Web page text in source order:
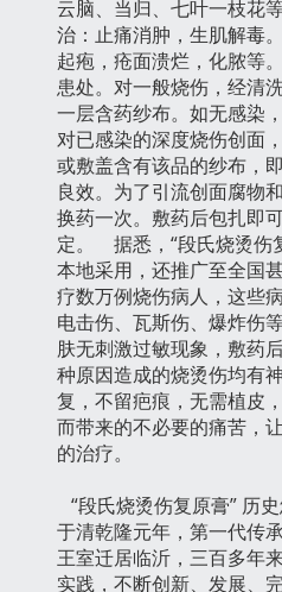
云脑、当归、七叶一枝花
治：止痛消肿，生肌解毒
起疱，疮面溃烂，化脓等
患处。对一般烧伤，经清
一层含药纱布。如无感染
对已感染的深度烧伤创面
或敷盖含有该品的纱布，
良效。为了引流创面腐物
换药一次。敷药后包扎即
定。 据悉，“段氏烧烫伤
本地采用，还推广至全国
疗数万例烧伤病人，这些
电击伤、瓦斯伤、爆炸伤
肤无刺激过敏现象，敷药
种原因造成的烧烫伤均有
复，不留疤痕，无需植皮
而带来的不必要的痛苦，
的治疗。
“段氏烧烫伤复原膏” 历
于清乾隆元年，第一代传
王室迁居临沂，三百多年
实践，不断创新、发展、